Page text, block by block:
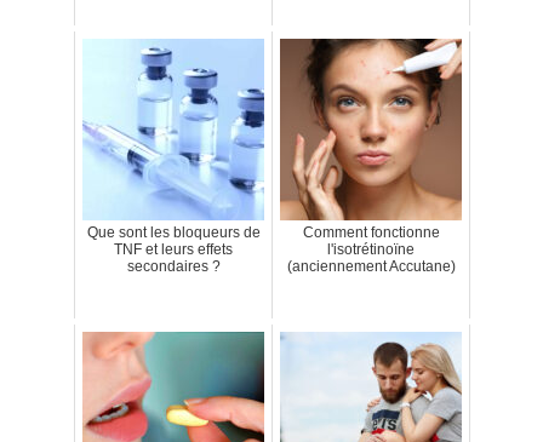
Que sont les bloqueurs de
TNF et leurs effets
secondaires ?
Comment fonctionne
l'isotrétinoïne
(anciennement Accutane)